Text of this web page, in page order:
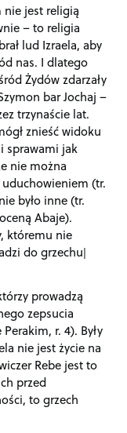
nie jest religią
– to religia
lud Izraela, aby
nas. I dlatego
Żydów zdarzały
bar Jochaj –
trzynaście lat.
znieść widoku
sprawami jak
nie można
(tr.
było inne (tr.
Abaje).
któremu nie
do grzechu|
prowadzą
zepsucia
r. 4). Były
nie jest życie na
Rebe jest to
przed
to grzech